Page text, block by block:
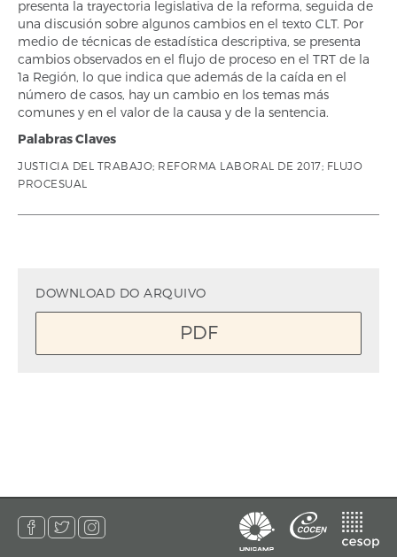
presenta la trayectoria legislativa de la reforma, seguida de
una discusión sobre algunos cambios en el texto CLT. Por
medio de técnicas de estadística descriptiva, se presenta
cambios observados en el flujo de proceso en el TRT de la
1a Región, lo que indica que además de la caída en el
número de casos, hay un cambio en los temas más
comunes y en el valor de la causa y de la sentencia.
Palabras Claves
JUSTICIA DEL TRABAJO; REFORMA LABORAL DE 2017; FLUJO
PROCESUAL
DOWNLOAD DO ARQUIVO
PDF